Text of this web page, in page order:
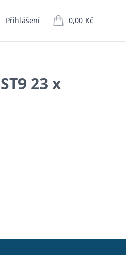
Přihlášení 0,00 Kč
položek v košíku
23 x